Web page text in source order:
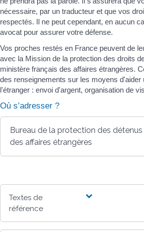
nécessaire, par un traducteur et que vos
respectés. Il ne peut cependant, en aucun
avocat pour assurer votre défense.
Vos proches restés en France peuvent de
avec la Mission de la protection des droits
ministère français des affaires étrangères.
des renseignements sur les moyens d'aider
l'étranger : envoi d'argent, organisation de
Où s’adresser ?
Bureau de la protection des
des affaires étrangères
Textes de
référence